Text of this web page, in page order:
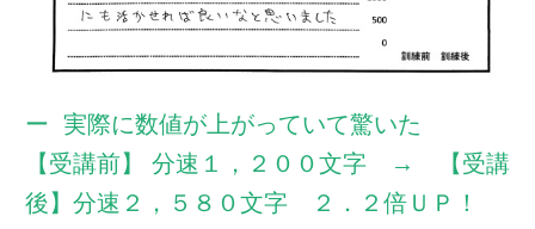
実際に数値が上がっていて驚いた
【受講前】 分速１，２００文字 → 【受講
後】分速２，５８０文字 ２．２倍ＵＰ！